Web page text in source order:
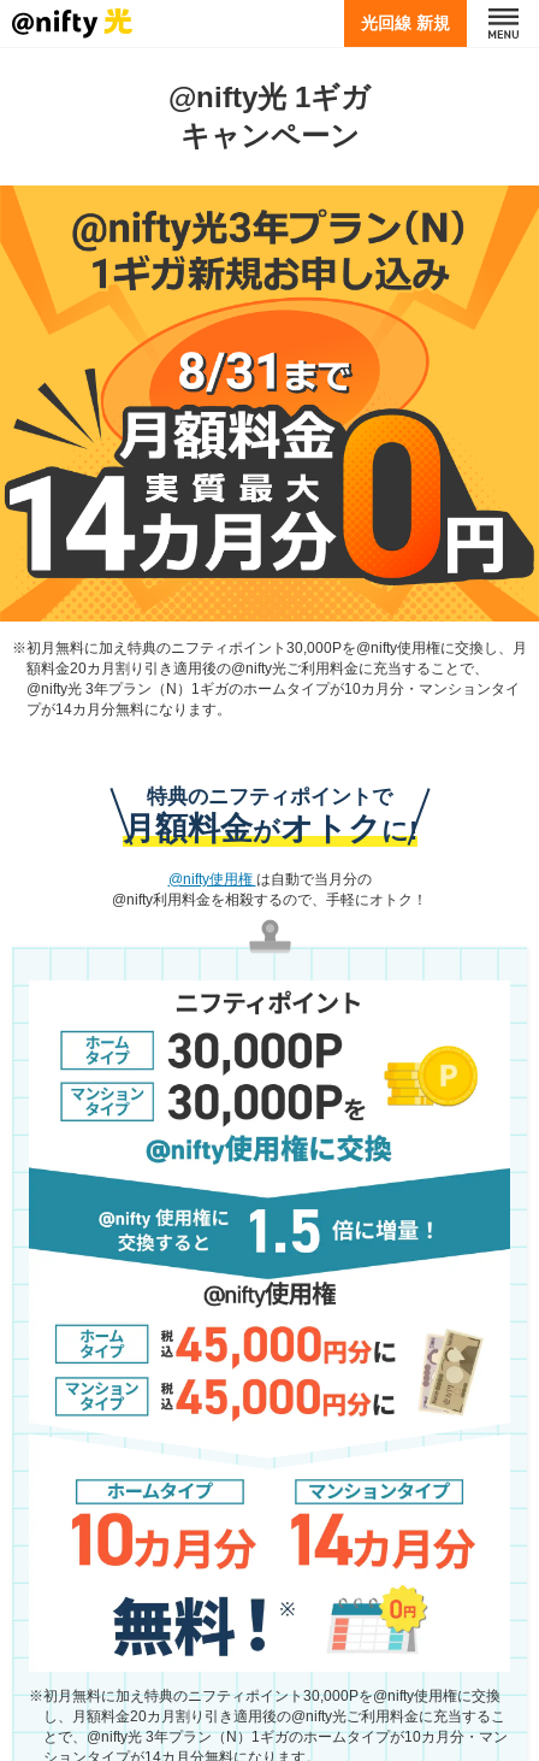
光回線 新規
@nifty光 1ギガ
キャンペーン
※初月無料に加え特典のニフティポイント30,000Pを@nifty使用権に交換し、月
額料金20カ月割り引き適用後の@nifty光ご利用料金に充当することで、
@nifty光 3年プラン（N）1ギガのホームタイプが10カ月分・マンションタイ
プが14カ月分無料になります。
特典のニフティポイントで
月額料金がオトクに!
@nifty使用権 は自動で当月分の
@nifty利用料金を相殺するので、手軽にオトク！
※初月無料に加え特典のニフティポイント30,000Pを@nifty使用権に交換
し、月額料金20カ月割り引き適用後の@nifty光ご利用料金に充当するこ
とで、@nifty光 3年プラン（N）1ギガのホームタイプが10カ月分・マン